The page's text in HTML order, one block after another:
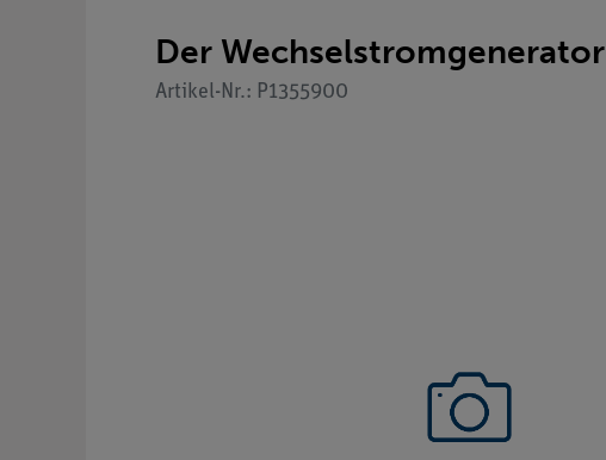
Der Wechselstromgenerator
Artikel-Nr.: P1355900